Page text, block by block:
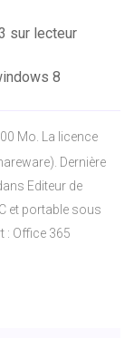
sur lecteur
8
Mo. La licence
Dernière
Editeur de
et portable sous
: Office 365